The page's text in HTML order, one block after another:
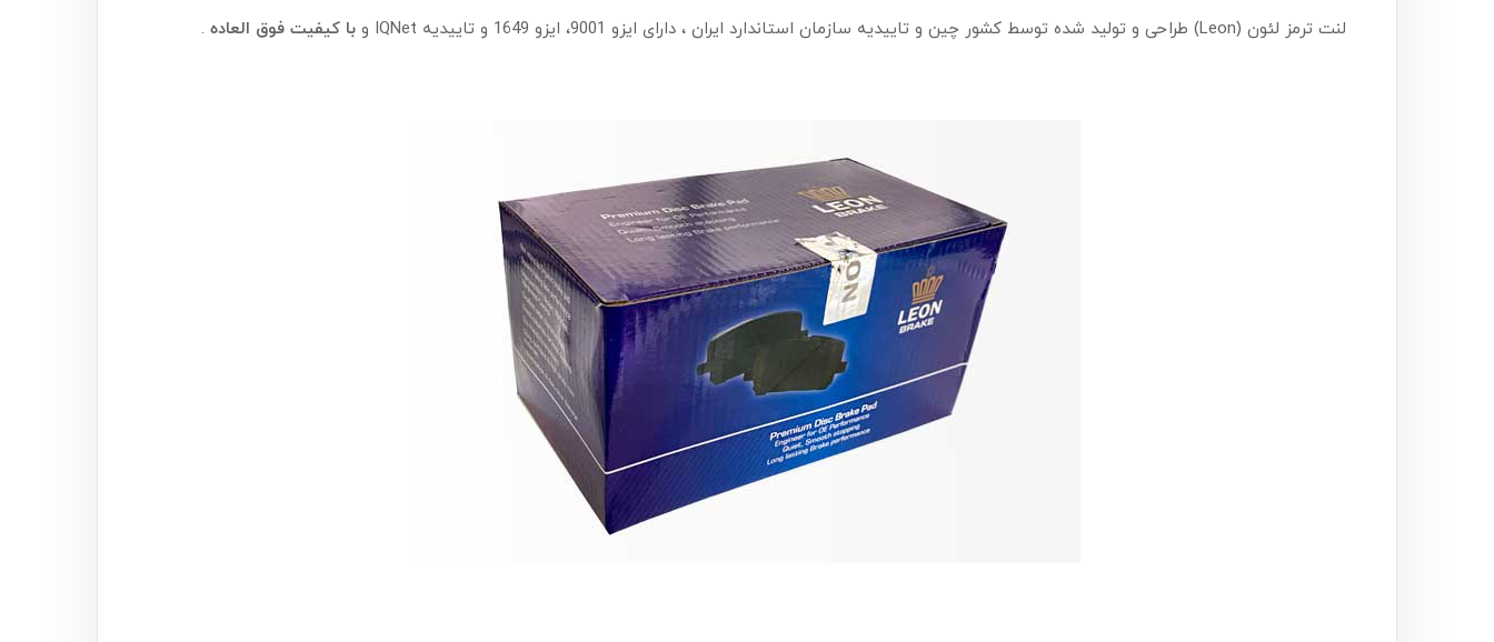
لنت ترمز لئون (Leon) طراحی و تولید شده توسط کشور چین و تاییدیه سازمان استاندارد ایران ، دارای ایزو 9001، ایزو 1649 و تاییدیه IQNet و با کیفیت فوق العاده .